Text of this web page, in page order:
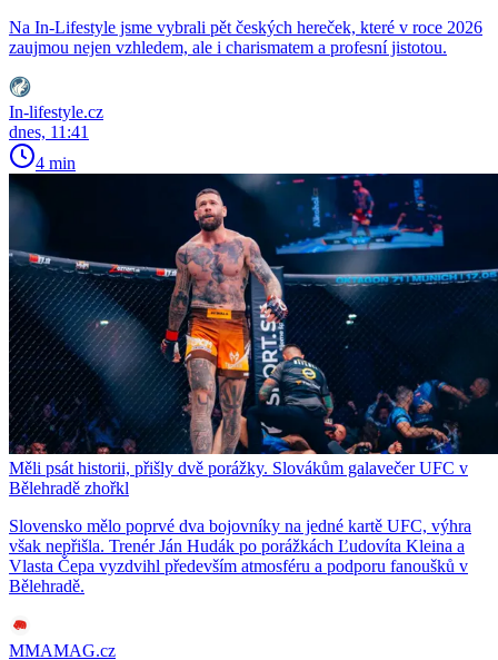
Na In-Lifestyle jsme vybrali pět českých hereček, které v roce 2026
zaujmou nejen vzhledem, ale i charismatem a profesní jistotou.
In-lifestyle.cz
dnes, 11:41
4 min
Měli psát historii, přišly dvě porážky. Slovákům galavečer UFC v
Bělehradě zhořkl
Slovensko mělo poprvé dva bojovníky na jedné kartě UFC, výhra
však nepřišla. Trenér Ján Hudák po porážkách Ľudovíta Kleina a
Vlasta Čepa vyzdvihl především atmosféru a podporu fanoušků v
Bělehradě.
MMAMAG.cz